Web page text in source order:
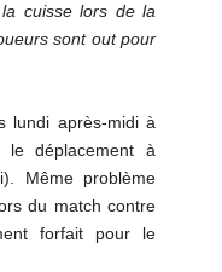
cuisse lors de la
sont out pour
lundi après-midi à
le déplacement à
Même problème
du match contre
forfait pour le